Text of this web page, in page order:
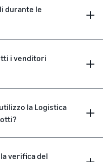
durante le
i venditori
la Logistica
verifica del